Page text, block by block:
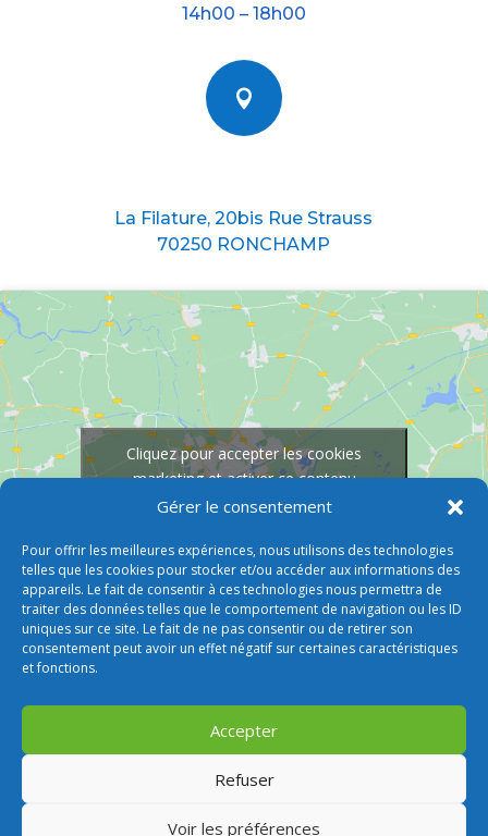
Gérer le consentement
Pour offrir les meilleures expériences, nous utilisons des technologies
telles que les cookies pour stocker et/ou accéder aux informations des
appareils. Le fait de consentir à ces technologies nous permettra de
traiter des données telles que le comportement de navigation ou les ID
uniques sur ce site. Le fait de ne pas consentir ou de retirer son
consentement peut avoir un effet négatif sur certaines caractéristiques
et fonctions.
Accepter
Refuser
Voir les préférences
14h00 – 18h00

La Filature, 20bis Rue Strauss
70250 RONCHAMP
Cliquez pour accepter les cookies
marketing et activer ce contenu
© 2026 M Development–Mentions légales